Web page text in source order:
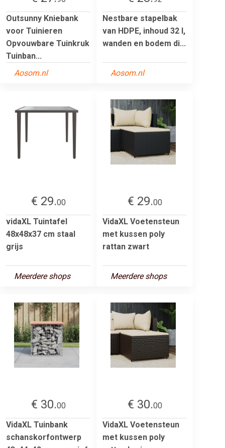
Outsunny Kniebank
voor Tuinieren
Opvouwbare Tuinkruk
Tuinban...
Aosom.nl
Nestbare stapelbak
van HDPE, inhoud 32 l,
wanden en bodem di...
Aosom.nl
€ 29.00
vidaXL Tuintafel
48x48x37 cm staal
grijs
Meerdere shops
€ 29.00
VidaXL Voetensteun
met kussen poly
rattan zwart
Meerdere shops
€ 30.00
VidaXL Tuinbank
schanskorfontwerp
€ 30.00
VidaXL Voetensteun
met kussen poly